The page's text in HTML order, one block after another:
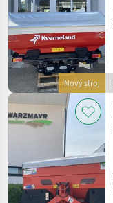
Nový stroj